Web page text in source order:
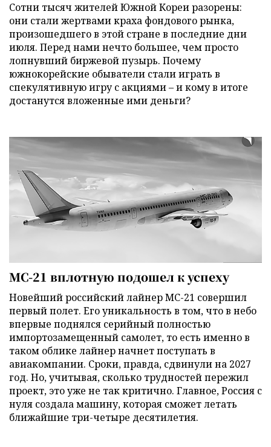
Сотни тысяч жителей Южной Кореи разорены:
они стали жертвами краха фондового рынка,
произошедшего в этой стране в последние дни
июля. Перед нами нечто большее, чем просто
лопнувший биржевой пузырь. Почему
южнокорейские обыватели стали играть в
спекулятивную игру с акциями – и кому в итоге
достанутся вложенные ими деньги?
МС-21 вплотную подошел к успеху
Новейший российский лайнер МС-21 совершил
первый полет. Его уникальность в том, что в небо
впервые поднялся серийный полностью
импортозамещенный самолет, то есть именно в
таком облике лайнер начнет поступать в
авиакомпании. Сроки, правда, сдвинули на 2027
год. Но, учитывая, сколько трудностей пережил
проект, это уже не так критично. Главное, Россия с
нуля создала машину, которая сможет летать
ближайшие три-четыре десятилетия.